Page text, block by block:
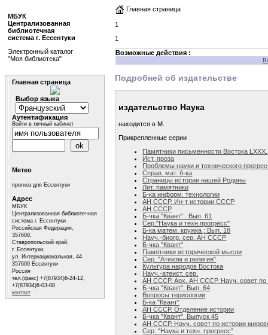
Главная страница
1
1
Возможные действия :
Подробней об издательстве
издательство Наука
находится в М.
Прикрепленные серии
Памятники письменности Востока LXXX.
Ист. проза
Проблемы науки и технического
Справ. мат. б-ка
Страницы истории нашей Родины
Лит. памятники
Б-ка информ. технологии
АН СССР, Ин-т истории СССP
АН СССР
Б-чка "Квант" . Вып. 61
Сер."Наука и техн.прогресс"
Б-ка матем. кружка ; Вып. 18
Науч.-биогр. сер. АН СССР
Б-чка "Квант"
Памятники исторической мысли
Сер. "Атеизм и религия"
Культура народов Востока
Науч.-атеист. сер.
АН СССР. Арх. АН СССР. Науч. совет по
Б-чка "Квант". Вып. 64
Вопросы териологии
Б-ка "Квант"
АН СССР. Отделение истории
Б-чка "Квант". Выпуск 45
АН СССР. Науч. совет по истории
Сер. "Наука и техн. прогресс"
МБУК
Централизованная
библиотечная
система г. Ессентуки
Электронный каталог
"Моя библиотека"
Главная страница
Выбор языка
Аутентификация
Войти в личный кабинет
Метео
прогноз для Ессентуки
Адрес
МБУК
Централизованная библиотечная
система г. Ессентуки
Российская Федерация,
357600,
Ставропольский край,
г. Ессентуки,
ул. Интернациональная, 44
357600 Ессентуки
Россия
тел.(факс) +7(87934)6-24-12,
+7(87934)6-03-08
контакт